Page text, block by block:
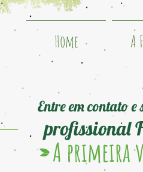
Home A
Entre em contato
profissional
A primeira